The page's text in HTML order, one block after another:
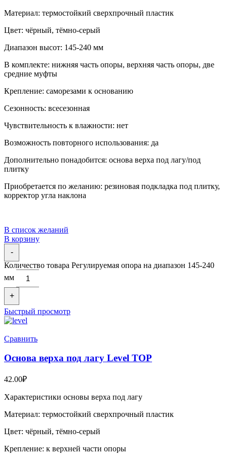
Материал: термостойкий сверхпрочный пластик
Цвет: чёрный, тёмно-серый
Диапазон высот: 145-240 мм
В комплекте: нижняя часть опоры, верхняя часть опоры, две
средние муфты
Крепление: саморезами к основанию
Сезонность: всесезонная
Чувствительность к влажности: нет
Возможность повторного использования: да
Дополнительно понадобится: основа верха под лагу/под
плитку
Приобретается по желанию: резиновая подкладка под плитку,
корректор угла наклона
В список желаний
В корзину
-
Количество товара Регулируемая опора на диапазон 145-240
мм
+
Быстрый просмотр
Сравнить
Основа верха под лагу Level TOP
42.00₽
Характеристики основы верха под лагу
Материал: термостойкий сверхпрочный пластик
Цвет: чёрный, тёмно-серый
Крепление: к верхней части опоры